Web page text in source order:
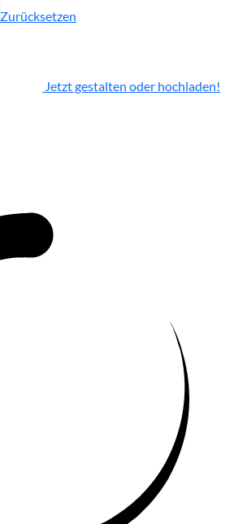
Zurücksetzen
Jetzt gestalten oder hochladen!